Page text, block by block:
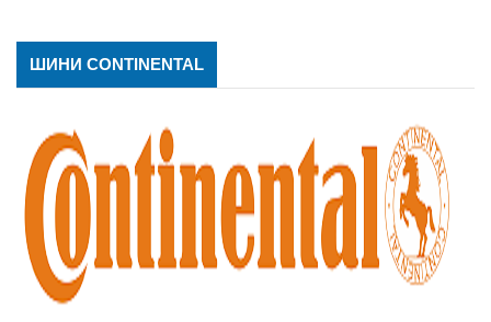
ШИНИ CONTINENTAL